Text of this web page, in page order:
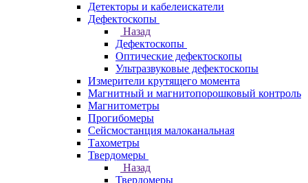
Детекторы и кабелеискатели
Дефектоскопы
Назад
Дефектоскопы
Оптические дефектоскопы
Ультразвуковые дефектоскопы
Измерители крутящего момента
Магнитный и магнитопорошковый контроль
Магнитометры
Прогибомеры
Сейсмостанция малоканальная
Тахометры
Твердомеры
Назад
Твердомеры